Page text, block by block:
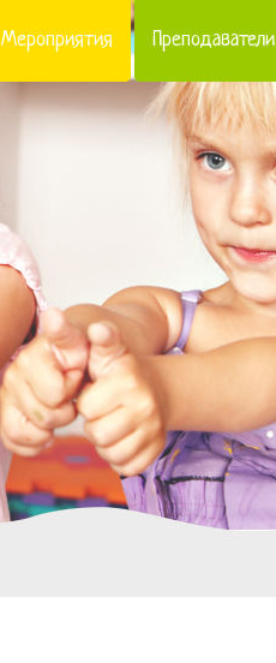
Мероприятия Преподаватели